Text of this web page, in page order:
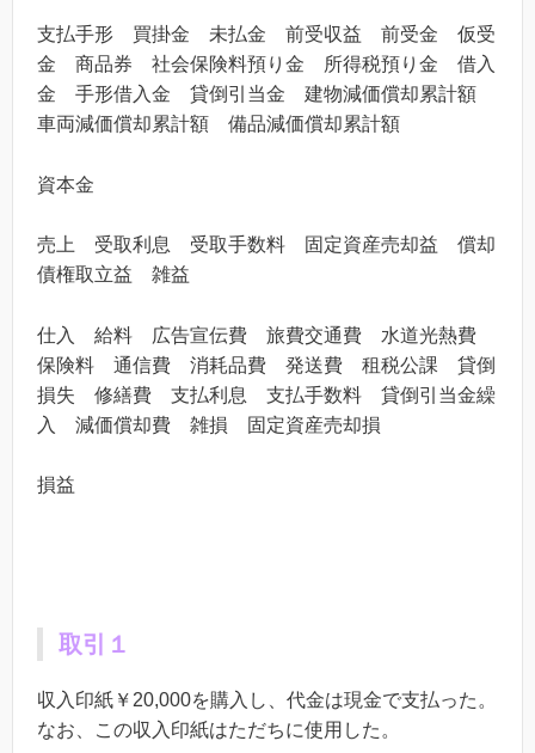
支払手形 買掛金 未払金 前受収益 前受金 仮受
金 商品券 社会保険料預り金 所得税預り金 借入
金 手形借入金 貸倒引当金 建物減価償却累計額
車両減価償却累計額 備品減価償却累計額
資本金
売上 受取利息 受取手数料 固定資産売却益 償却
債権取立益 雑益
仕入 給料 広告宣伝費 旅費交通費 水道光熱費
保険料 通信費 消耗品費
発送費 租税公課 貸倒
損失 修繕費 支払利息 支払手数料 貸倒引当金繰
入 減価償却費 雑損 固定資産売却損
損益
取引１
収入印紙￥20,000を購入し、代金は現金で支払った。
なお、この収入印紙はただちに使用した。